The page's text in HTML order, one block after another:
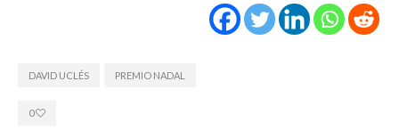
DAVID UCLÉS PREMIO NADAL
0